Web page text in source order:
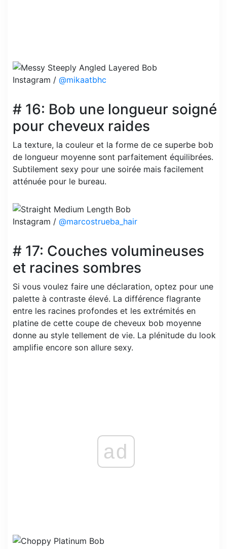
Instagram / @mikaatbhc
# 16: Bob une longueur soigné
pour cheveux raides
La texture, la couleur et la forme de ce superbe bob
de longueur moyenne sont parfaitement équilibrées.
Subtilement sexy pour une soirée mais facilement
atténuée pour le bureau.
Instagram / @marcostrueba_hair
# 17: Couches volumineuses
et racines sombres
Si vous voulez faire une déclaration, optez pour une
palette à contraste élevé. La différence flagrante
entre les racines profondes et les extrémités en
platine de cette coupe de cheveux bob moyenne
donne au style tellement de vie. La plénitude du look
amplifie encore son allure sexy.
ad